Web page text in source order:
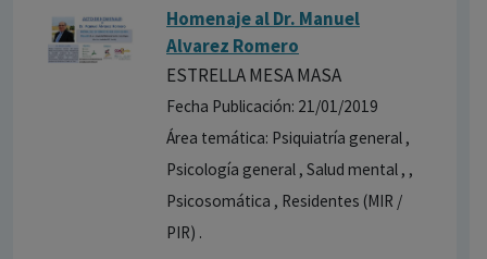
Homenaje al Dr. Manuel
Alvarez Romero
ESTRELLA MESA MASA
Fecha Publicación: 21/01/2019
Área temática: Psiquiatría general ,
Psicología general , Salud mental , ,
Psicosomática , Residentes (MIR /
PIR) .